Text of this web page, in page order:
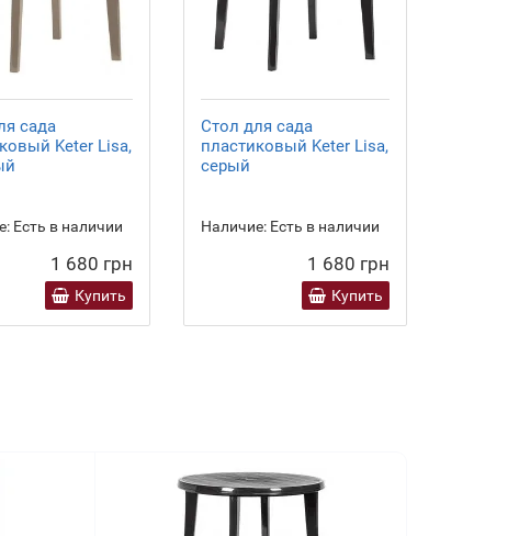
сада
Keter Lisa,
Есть в наличии
1 680 грн
Купить
Стол для сада
пластиковый Keter Lisa,
серый
Наличие: Есть в наличии
1 680 грн
Купить